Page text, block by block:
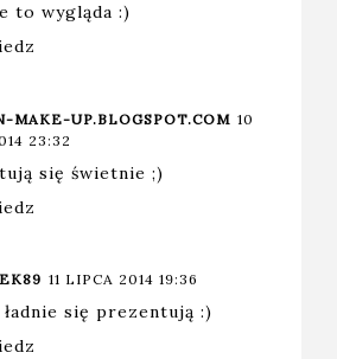
to wygląda :)
MAKE-UP.BLOGSPOT.COM 10
23:32
się świetnie ;)
11 LIPCA 2014 19:36
się prezentują :)